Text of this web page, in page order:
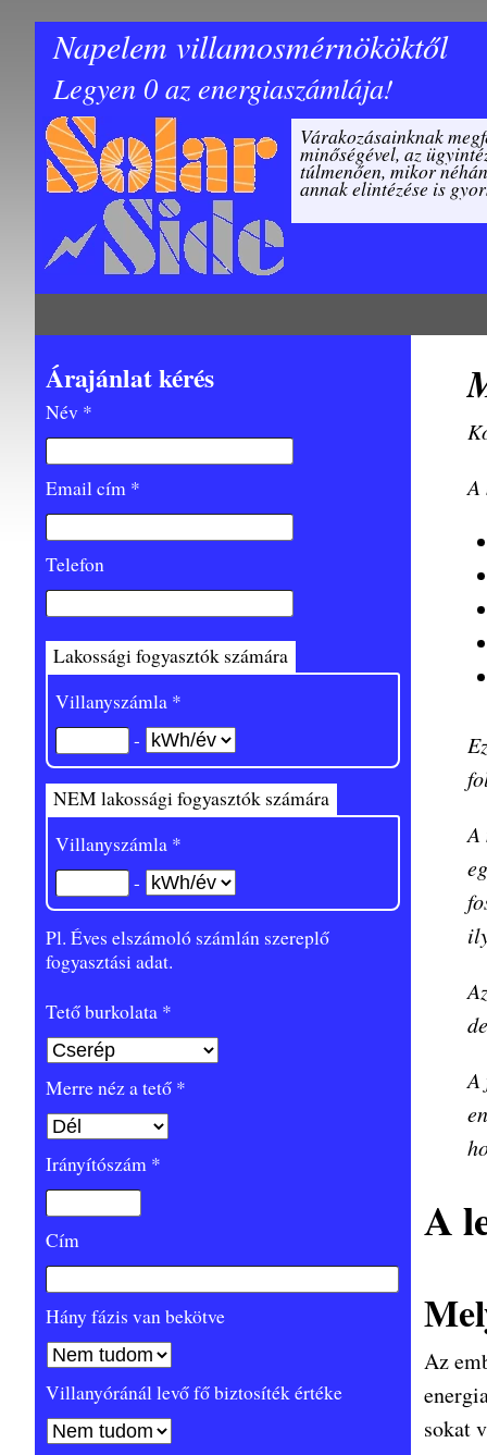
Napelem villamosmérnököktől
Legyen 0 az energiaszámlája!
Várakozásainknak
minőségével, az
túlmenően, mikor
annak elintézése is
A
A
A
A
Az
sokat
Árajánlat kérés
Név *
Email cím *
Telefon
Lakossági fogyasztók számára
Villanyszámla *
-
NEM lakossági fogyasztók számára
Villanyszámla *
-
Pl. Éves elszámoló számlán szereplő
fogyasztási adat.
Tető burkolata *
Merre néz a tető *
Irányítószám *
Cím
Hány fázis van bekötve
Villanyóránál levő fő biztosíték értéke